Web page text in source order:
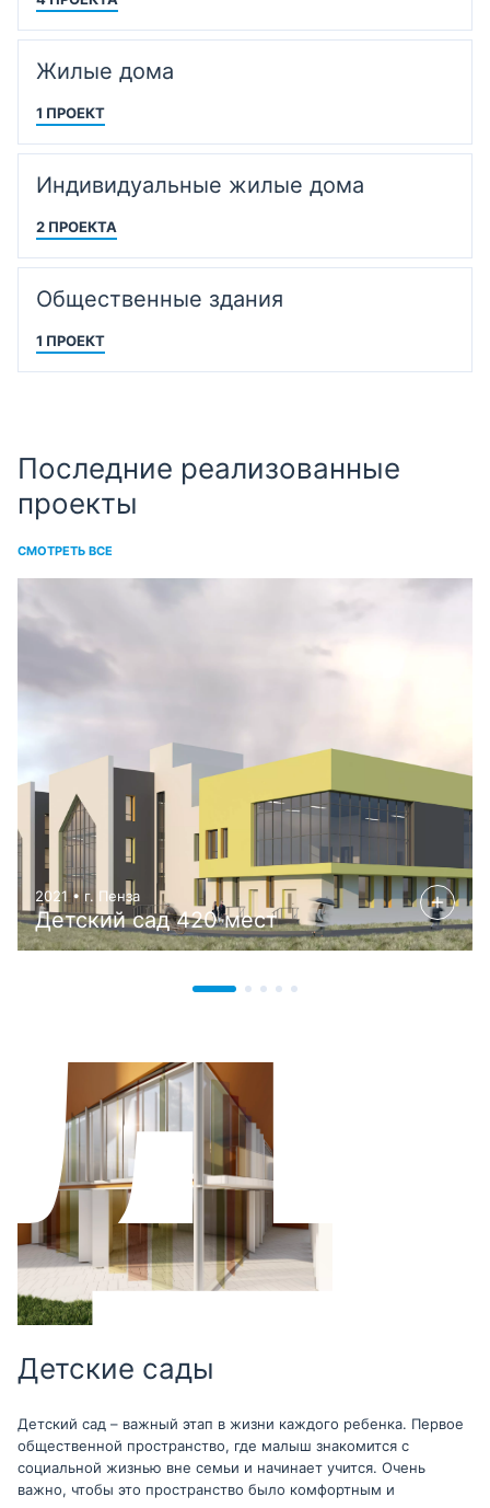
Жилые дома
1 ПРОЕКТ
Индивидуальные жилые дома
2 ПРОЕКТА
Общественные здания
1 ПРОЕКТ
Последние реализованные
проекты
СМОТРЕТЬ ВСЕ
2021 • г. Пенза
Детский сад 420 мест
Детские сады
Детский сад – важный этап в жизни каждого ребенка. Первое
общественной пространство, где малыш знакомится с
социальной жизнью вне семьи и начинает учится. Очень
важно, чтобы это пространство было комфортным и